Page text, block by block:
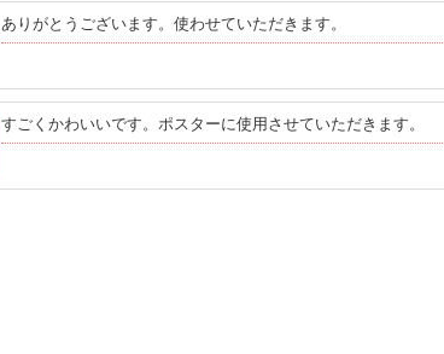
ありがとうございます。使わせていただきます。
すごくかわいいです。ポスターに使用させていただきます。